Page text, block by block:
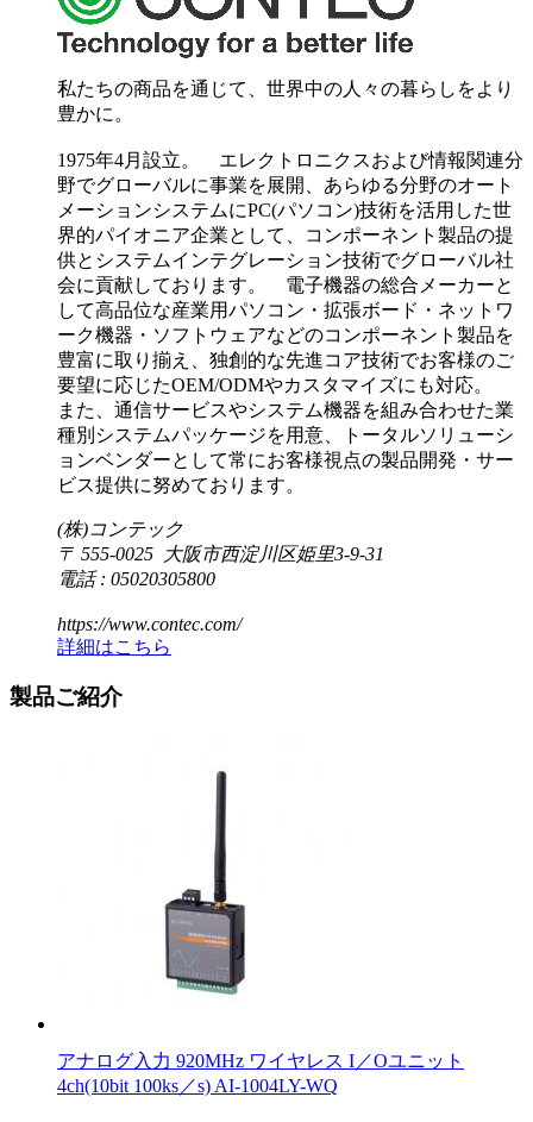
私たちの商品を通じて、世界中の人々の暮らしをより
豊かに。
1975年4月設立。 エレクトロニクスおよび情報関連分
野でグローバルに事業を展開、あらゆる分野のオート
メーションシステムにPC(パソコン)技術を活用した世
界的パイオニア企業として、コンポーネント製品の提
供とシステムインテグレーション技術でグローバル社
会に貢献しております。 電子機器の総合メーカーと
して高品位な産業用パソコン・拡張ボード・ネットワ
ーク機器・ソフトウェアなどのコンポーネント製品を
豊富に取り揃え、独創的な先進コア技術でお客様のご
要望に応じたOEM/ODMやカスタマイズにも対応。
また、通信サービスやシステム機器を組み合わせた業
種別システムパッケージを用意、トータルソリューシ
ョンベンダーとして常にお客様視点の製品開発・サー
ビス提供に努めております。
(株)コンテック
〒 555-0025 大阪市西淀川区姫里3-9-31
電話 : 05020305800
https://www.contec.com/
詳細はこちら
製品ご紹介
アナログ入力 920MHz ワイヤレス I／Oユニット
4ch(10bit 100ks／s) AI-1004LY-WQ